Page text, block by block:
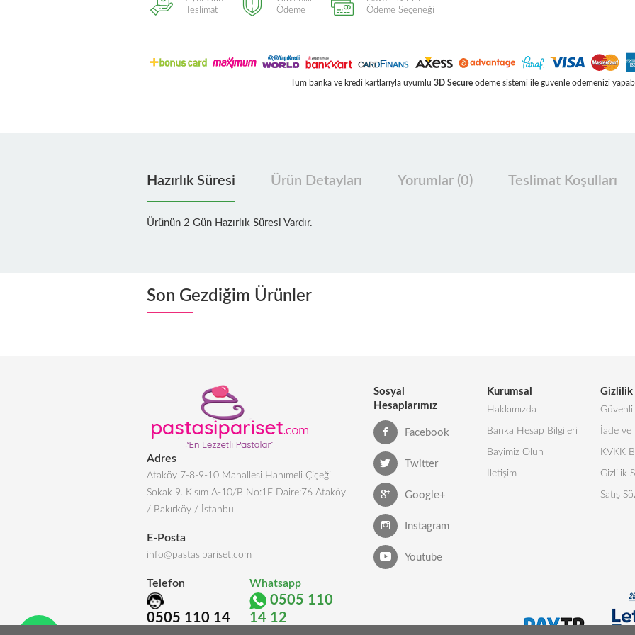
Teslimat
Ödeme
Ödeme Seçeneği
Tüm banka ve kredi kartlarıyla uyumlu 3D Secureödeme sistemi ile güvenle ödemenizi
Hazırlık Süresi Ürün Detayları Yorumlar (0) Teslimat Koşulları
Ürünün 2 Gün Hazırlık Süresi Vardır.
Son Gezdiğim Ürünler
Adres
Ataköy 7-8-9-10 Mahallesi Hanımeli Çiçeği
Sokak 9. Kısım A-10/B No:1E Daire:76 Ataköy
/ Bakırköy / İstanbul
E-Posta
info@pastasipariset.com
Telefon
0505 110 14
Whatsapp
0505 110
14 12
Sosyal
Hesaplarımız
Facebook
Twitter
Google+
Instagram
Youtube
Kurumsal
Hakkımızda
Banka Hesap Bilgileri
Bayimiz Olun
İletişim
Gizlilik
Güvenli
İade ve
KVKK
Gizlilik
Satış